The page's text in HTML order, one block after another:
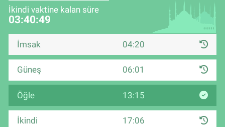
İkindi vaktine kalan süre
03:40:49
İmsak 04:20
Güneş 06:01
Öğle 13:15
İkindi 17:06